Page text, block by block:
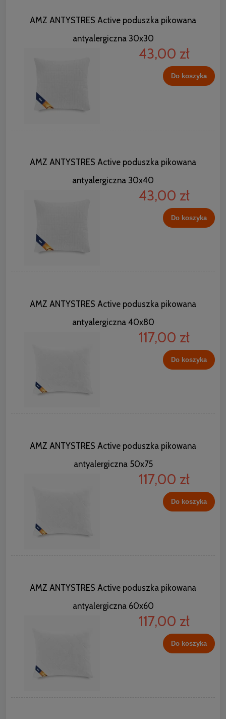
AMZ ANTYSTRES Active poduszka pikowana
antyalergiczna 30x30
43,00 zł
Do koszyka
AMZ ANTYSTRES Active poduszka pikowana
antyalergiczna 30x40
43,00 zł
Do koszyka
AMZ ANTYSTRES Active poduszka pikowana
antyalergiczna 40x80
117,00 zł
Do koszyka
AMZ ANTYSTRES Active poduszka pikowana
antyalergiczna 50x75
117,00 zł
Do koszyka
AMZ ANTYSTRES Active poduszka pikowana
antyalergiczna 60x60
117,00 zł
Do koszyka